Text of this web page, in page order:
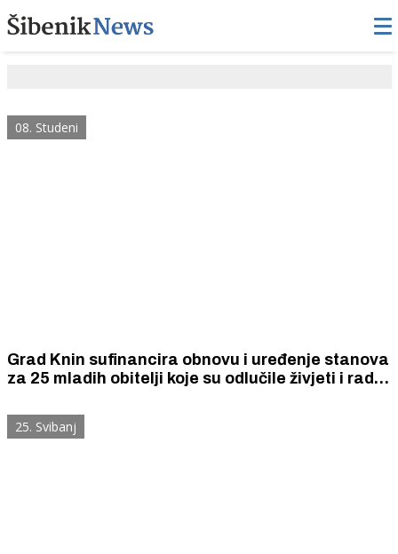
08. Studeni
Grad Knin sufinancira obnovu i uređenje stanova
za 25 mladih obitelji koje su odlučile živjeti i raditi
25. Svibanj